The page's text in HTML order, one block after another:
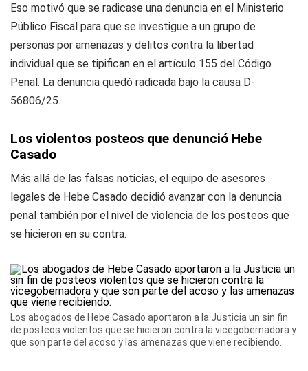
Eso motivó que se radicase una denuncia en el Ministerio
Público Fiscal para que se investigue a un grupo de
personas por amenazas y delitos contra la libertad
individual que se tipifican en el artículo 155 del Código
Penal. La denuncia quedó radicada bajo la causa D-
56806/25.
Los violentos posteos que denunció Hebe
Casado
Más allá de las falsas noticias, el equipo de asesores
legales de Hebe Casado decidió avanzar con la denuncia
penal también por el nivel de violencia de los posteos que
se hicieron en su contra.
Los abogados de Hebe Casado aportaron a la Justicia un sin fin
de posteos violentos que se hicieron contra la vicegobernadora y
que son parte del acoso y las amenazas que viene recibiendo.